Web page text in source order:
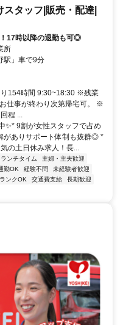
タッフ|販売・配達|
17時以降の退勤も可◎
所
駅」車で9分
154時間 9:30~18:30 ※残業
仕事が終わり次第帰宅可。 ※
程 ...
✨* 9割が女性スタッフで占め
がありサポート体制も抜群◎ *
の土日休み求人！長...
ランチタイム
主婦・主夫歓迎
勤OK 経験不問
未経験者歓迎
ンクOK 交通費支給
長期歓迎